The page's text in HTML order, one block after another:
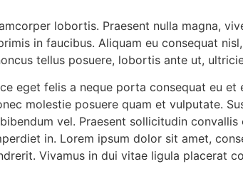
lobortis. Praesent nulla magna,
in faucibus. Aliquam eu consequat
tellus posuere, lobortis ante ut,
eget felis a neque porta consequat eu et
molestie posuere quam et vulputate.
vel. Praesent sollicitudin
in. Lorem ipsum dolor sit amet,
Vivamus in dui vitae ligula placerat